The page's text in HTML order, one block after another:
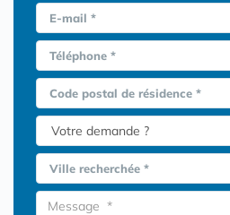
E-mail *
Téléphone *
Code postal de résidence *
Ville recherchée *